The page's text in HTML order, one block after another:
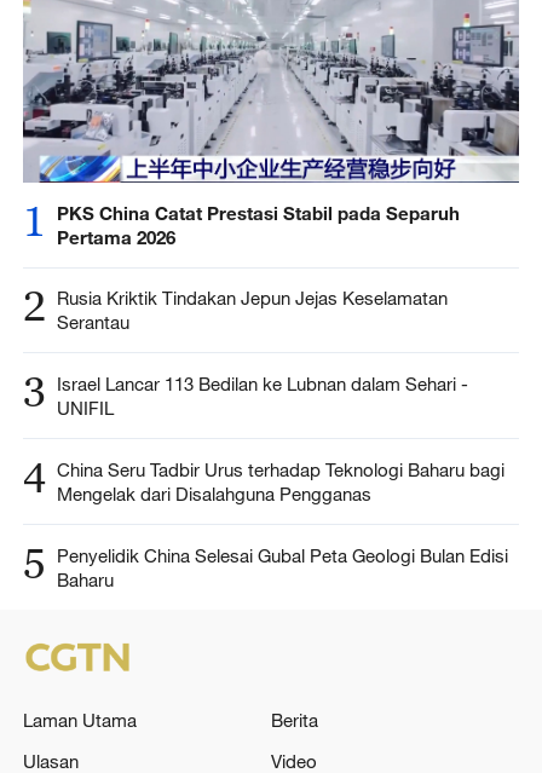
1
PKS China Catat Prestasi Stabil pada Separuh
Pertama 2026
2
Rusia Kriktik Tindakan Jepun Jejas Keselamatan
Serantau
3
Israel Lancar 113 Bedilan ke Lubnan dalam Sehari -
UNIFIL
4 China Seru Tadbir Urus terhadap Teknologi Baharu bagi
Mengelak dari Disalahguna Pengganas
5
Penyelidik China Selesai Gubal Peta Geologi Bulan Edisi
Baharu
Laman Utama
Berita
Ulasan
Video